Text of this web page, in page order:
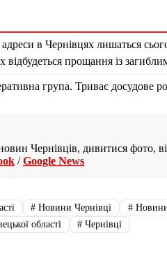
в Чернівцях лишаться
прощання із
група. Триває досудове
Чернівців, дивитися фото,
/Google News
# Новини Чернівці #
області # Чернівці